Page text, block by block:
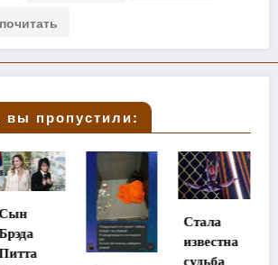
пропустили:
Стала
известна
Хилари
Дафф